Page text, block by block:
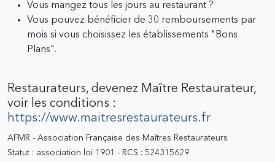
Vous mangez tous les jours au restaurant ?
Vous pouvez bénéficier de 30 remboursements par
mois si vous choisissez les établissements "Bons
Plans".
Restaurateurs, devenez Maître Restaurateur,
voir les conditions :
https://www.maitresrestaurateurs.fr
AFMR - Association Française des Maîtres Restaurateurs
Statut : association loi 1901 - RCS : 524315629